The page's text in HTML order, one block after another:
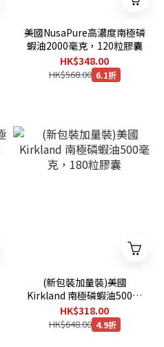
美國NusaPure高濃度南極磷
蝦油2000毫克，120粒膠囊
HK$348.00
HK$568.00 6.1折
(新包裝加量裝)美國
Kirkland 南極磷蝦油500毫
克，180粒膠囊
HK$318.00
HK$648.00 4.9折